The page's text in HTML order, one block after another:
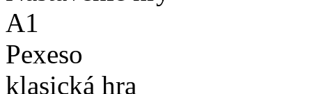
A1
Pexeso
klasická hra